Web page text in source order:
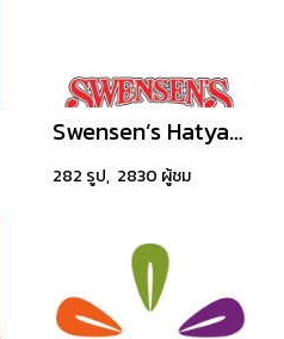
Swensen’s Hatyai Village
282 รูป, 2830 ผู้ชม